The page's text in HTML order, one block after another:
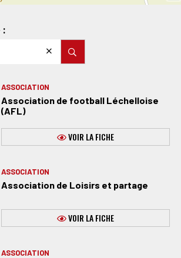
:
ASSOCIATION
Association de football Léchelloise
(AFL)
VOIR LA FICHE
ASSOCIATION
Association de Loisirs et partage
VOIR LA FICHE
ASSOCIATION